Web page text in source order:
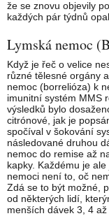
že se znovu objevily
každých pár týdnů
Lymská nemoc
Když je řeč o velice
různé tělesné orgány
nemoc (borrelióza) k
imunitní systém MMS
výsledků bylo
citrónové, jak je
spočíval v šokování
následované druhou
nemoc do remise až
kapky. Každému je
nemoci není to, oč
Zdá se to být možné,
od některých lidí,
menších dávek 3, 4 až